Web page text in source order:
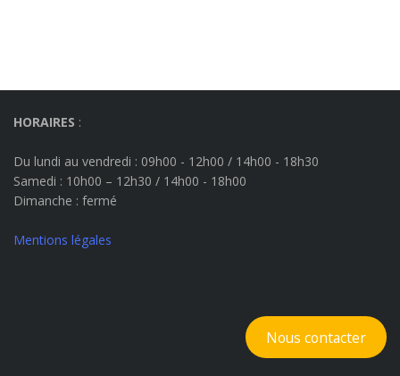
HORAIRES :
Du lundi au vendredi : 09h00 - 12h00 / 14h00 - 18h30
Samedi : 10h00 – 12h30 / 14h00 - 18h00
Dimanche : fermé
Mentions légales
Nous contacter